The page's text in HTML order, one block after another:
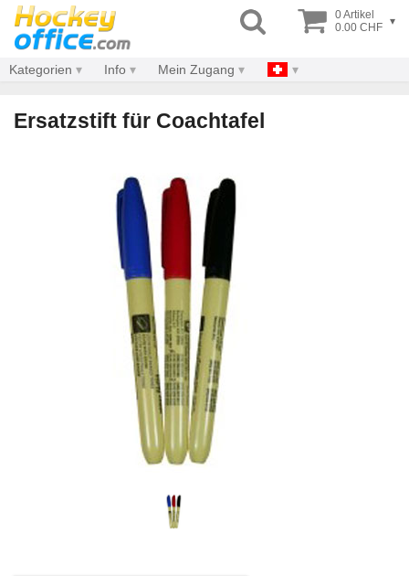
0 Artikel
0.00 CHF ▾
Kategorien Info Mein Zugang
Ersatzstift für Coachtafel